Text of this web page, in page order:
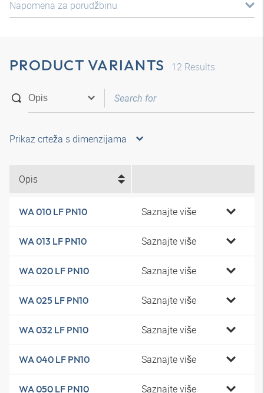
Napomena za porudžbinu
PRODUCT VARIANTS 12 Results
Prikaz crteža s dimenzijama
Opis
WA 010 LF PN10 Saznajte više
WA 013 LF PN10 Saznajte više
WA 020 LF PN10 Saznajte više
WA 025 LF PN10 Saznajte više
WA 032 LF PN10 Saznajte više
WA 040 LF PN10 Saznajte više
WA 050 LF PN10 Saznajte više